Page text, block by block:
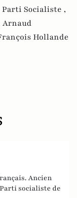
Parti Socialiste ,
Arnaud
Hollande
Ancien
socialiste de